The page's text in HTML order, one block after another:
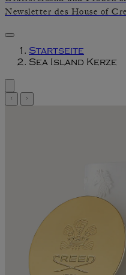
Newsletter des House of
Startseite
Sea Island Kerze